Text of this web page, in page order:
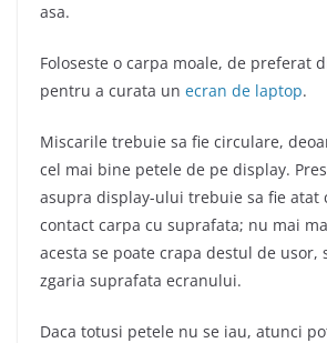
asa.
Foloseste o carpa moale, de preferat
pentru a curata un ecran de laptop.
Miscarile trebuie sa fie circulare,
cel mai bine petele de pe display.
asupra display-ului trebuie sa fie atat
contact carpa cu suprafata; nu mai
acesta se poate crapa destul de usor,
zgaria suprafata ecranului.
Daca totusi petele nu se iau, atunci